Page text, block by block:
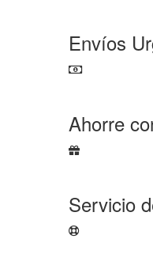
Envíos
Ahorre
Servicio